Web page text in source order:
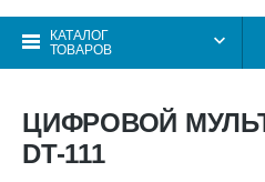
КАТАЛОГ
ТОВАРОВ
ЦИФРОВОЙ
DT-111